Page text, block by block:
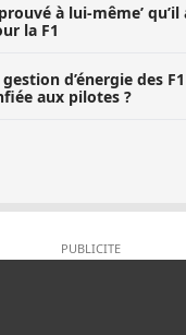
à lui-même’
la F1
d’énergie des
aux pilotes ?